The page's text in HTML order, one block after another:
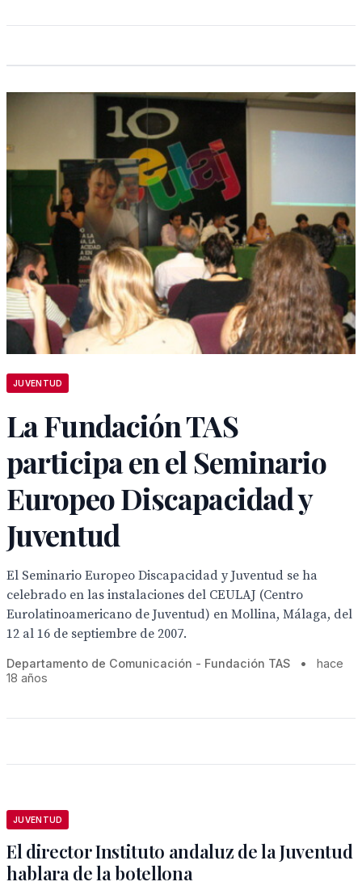
JUVENTUD
La Fundación TAS
participa en el Seminario
Europeo Discapacidad y
Juventud
El Seminario Europeo Discapacidad y Juventud se ha
celebrado en las instalaciones del CEULAJ (Centro
Eurolatinoamericano de Juventud) en Mollina, Málaga, del
12 al 16 de septiembre de 2007.
Departamento de Comunicación - Fundación TAS •
hace
18 años
JUVENTUD
El director Instituto andaluz de la Juventud
hablara de la botellona